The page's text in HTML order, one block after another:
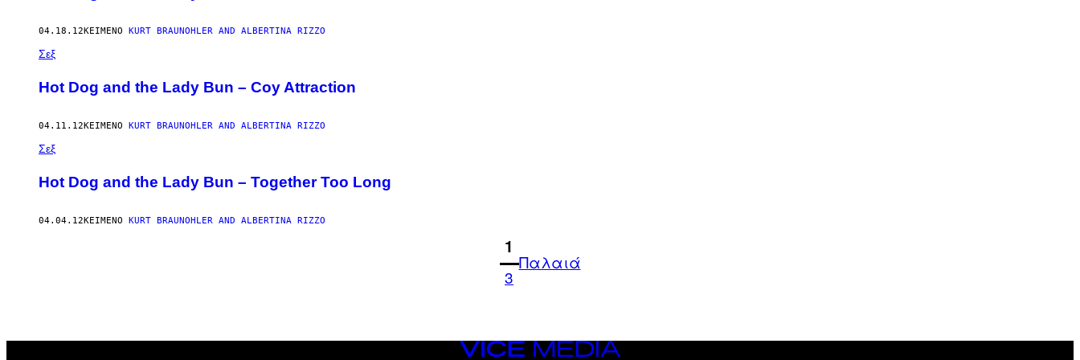
04.18.12ΚΕΊΜΕΝΟ KURT BRAUNOHLER AND ALBERTINA RIZZO
Σεξ
Hot Dog and the Lady Bun – Coy Attraction
04.11.12ΚΕΊΜΕΝΟ KURT BRAUNOHLER AND ALBERTINA RIZZO
Σεξ
Hot Dog and the Lady Bun – Together Too Long
04.04.12ΚΕΊΜΕΝΟ KURT BRAUNOHLER AND ALBERTINA RIZZO
1
3
Παλαιά
VICE